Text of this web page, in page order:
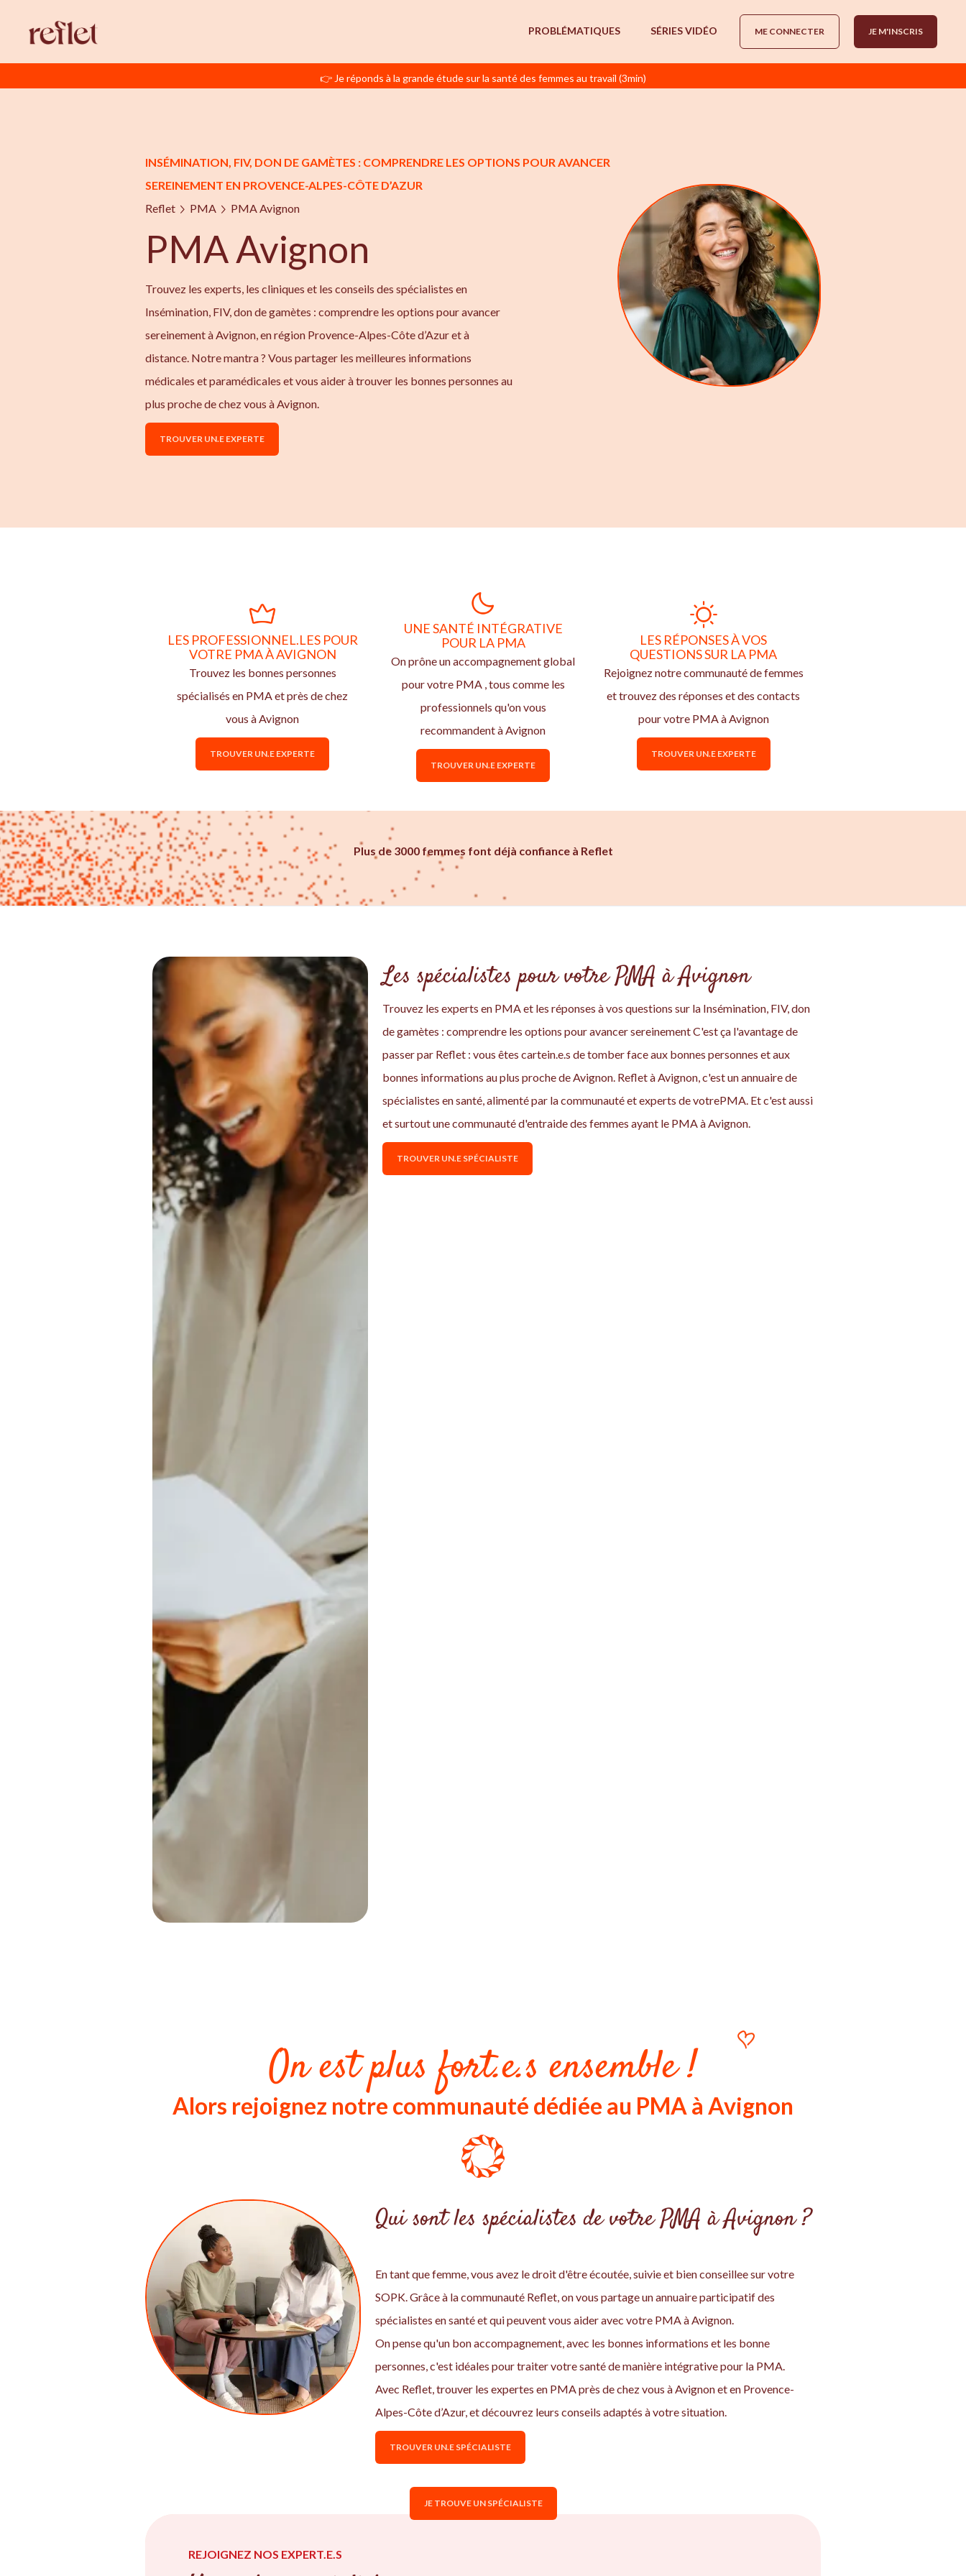
PROBLÉMATIQUES SÉRIES VIDÉO ME CONNECTER JE M'INSCRIS
👉 Je réponds à la grande étude sur la santé des femmes au travail (3min)
INSÉMINATION, FIV, DON DE GAMÈTES : COMPRENDRE LES OPTIONS POUR AVANCER
SEREINEMENT EN PROVENCE-ALPES-CÔTE D’AZUR
Reflet
PMA PMA Avignon
PMA Avignon
Trouvez les experts, les cliniques et les conseils des spécialistes en
Insémination, FIV, don de gamètes : comprendre les options pour avancer
sereinement à Avignon, en région Provence-Alpes-Côte d’Azur et à
distance. Notre mantra ? Vous partager les meilleures informations
médicales et paramédicales et vous aider à trouver les bonnes personnes au
plus proche de chez vous à Avignon.
TROUVER UN.E EXPERTE
LES PROFESSIONNEL.LES POUR
VOTRE PMA À AVIGNON
Trouvez les bonnes personnes
spécialisés en PMA et près de chez
vous à Avignon
TROUVER UN.E EXPERTE
UNE SANTÉ INTÉGRATIVE
POUR LA PMA
On prône un accompagnement global
pour votre PMA , tous comme les
professionnels qu'on vous
recommandent à Avignon
TROUVER UN.E EXPERTE
LES RÉPONSES À VOS
QUESTIONS SUR LA PMA
Rejoignez notre communauté de femmes
et trouvez des réponses et des contacts
pour votre PMA à Avignon
TROUVER UN.E EXPERTE
Plus de 3000 femmes font déjà confiance à Reflet
Les spécialistes pour votre PMA à Avignon
Trouvez les experts en PMA et les réponses à vos questions sur la Insémination, FIV, don
de gamètes : comprendre les options pour avancer sereinement C'est ça l'avantage de
passer par Reflet : vous êtes cartein.e.s de tomber face aux bonnes personnes et aux
bonnes informations au plus proche de Avignon. Reflet à Avignon, c'est un annuaire de
spécialistes en santé, alimenté par la communauté et experts de votrePMA. Et c'est aussi
et surtout une communauté d'entraide des femmes ayant le PMA à Avignon.
TROUVER UN.E SPÉCIALISTE
On est plus fort.e.s ensemble !
Alors rejoignez notre communauté dédiée au PMA à Avignon
Qui sont les spécialistes de votre PMA à Avignon ?
En tant que femme, vous avez le droit d'être écoutée, suivie et bien conseillee sur votre
SOPK. Grâce à la communauté Reflet, on vous partage un annuaire participatif des
spécialistes en santé et qui peuvent vous aider avec votre PMA à Avignon.
On pense qu'un bon accompagnement, avec les bonnes informations et les bonne
personnes, c'est idéales pour traiter votre santé de manière intégrative pour la PMA.
Avec Reflet, trouver les expertes en PMA près de chez vous à Avignon et en Provence-
Alpes-Côte d’Azur, et découvrez leurs conseils adaptés à votre situation.
TROUVER UN.E SPÉCIALISTE
JE TROUVE UN SPÉCIALISTE
REJOIGNEZ NOS EXPERT.E.S